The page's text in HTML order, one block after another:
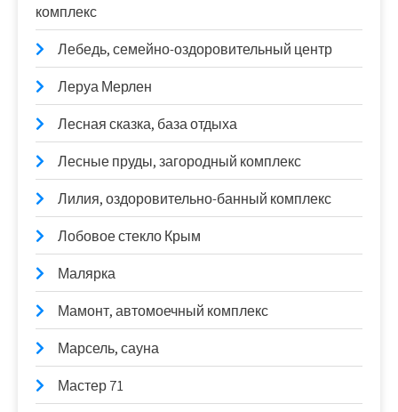
комплекс
Лебедь, семейно-оздоровительный центр
Леруа Мерлен
Лесная сказка, база отдыха
Лесные пруды, загородный комплекс
Лилия, оздоровительно-банный комплекс
Лобовое стекло Крым
Малярка
Мамонт, автомоечный комплекс
Марсель, сауна
Мастер 71